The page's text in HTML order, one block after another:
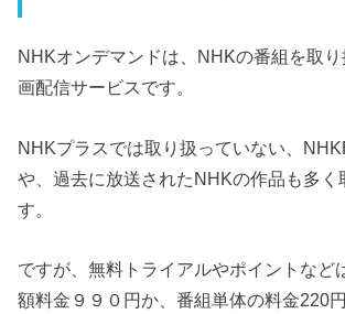
NHKオンデマンドは、NHKの番組を取
画配信サービスです。
NHKプラスでは取り扱っていない、
や、過去に放送されたNHKの作品も多く
す。
ですが、無料トライアルやポイントなど
額料金９９０円か、番組単体の料金220